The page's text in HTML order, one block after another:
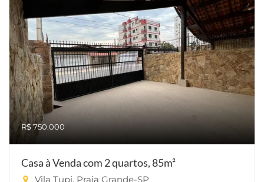
R$ 750.000
Casa à Venda com 2 quartos, 85m²
Vila Tupi, Praia Grande-SP